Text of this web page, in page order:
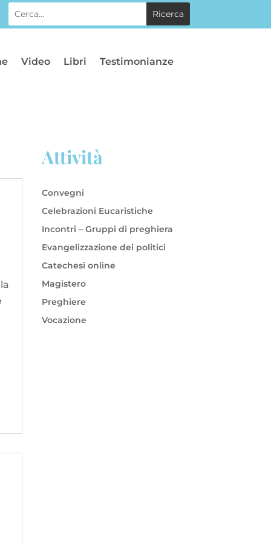
Video Libri
Testimonianze
Attività
Convegni
Celebrazioni Eucaristiche
Incontri – Gruppi di preghiera
Evangelizzazione dei politici
Catechesi online
Magistero
Preghiere
Vocazione